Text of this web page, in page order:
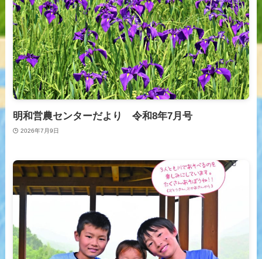
明和営農センターだより 令和8年7月号
2026年7月9日